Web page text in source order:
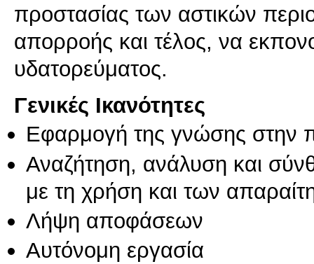
προστασίας των αστικών
απορροής και τέλος, να
υδατορεύματος.
Γενικές Ικανότητες
Εφαρμογή της γνώσης στην
Αναζήτηση, ανάλυση και
με τη χρήση και των
Λήψη αποφάσεων
Αυτόνομη εργασία